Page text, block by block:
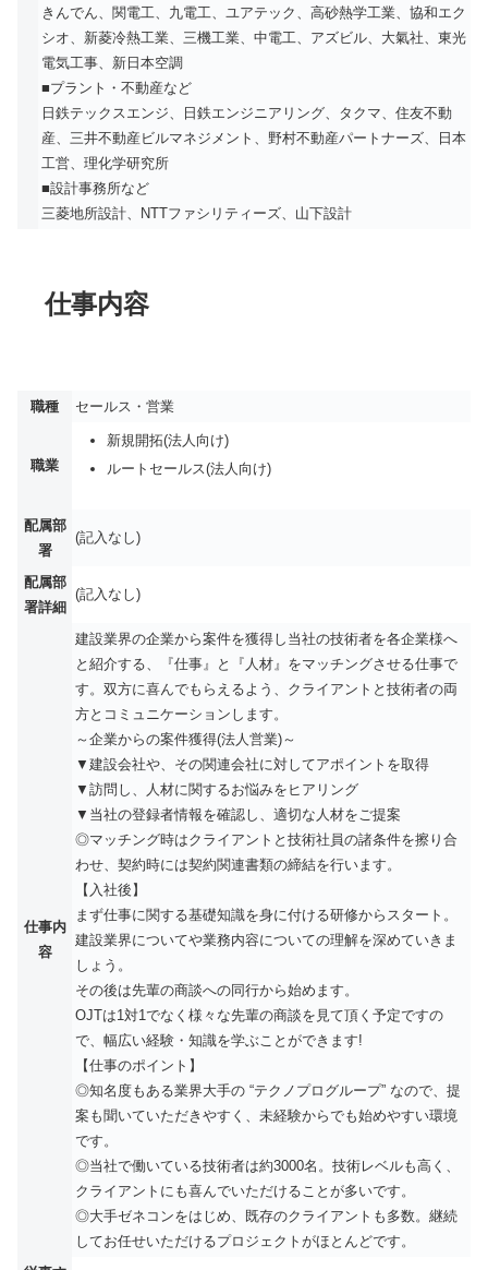
きんでん、関電工、九電工、ユアテック、高砂熱学工業、協和エク
シオ、新菱冷熱工業、三機工業、中電工、アズビル、大氣社、東光
電気工事、新日本空調
■プラント・不動産など
日鉄テックスエンジ、日鉄エンジニアリング、タクマ、住友不動
産、三井不動産ビルマネジメント、野村不動産パートナーズ、日本
工営、理化学研究所
■設計事務所など
三菱地所設計、NTTファシリティーズ、山下設計
仕事内容
職種 セールス・営業
職業
新規開拓(法人向け)
ルートセールス(法人向け)
配属部
署
(記入なし)
配属部
署詳細
(記入なし)
仕事内
容
建設業界の企業から案件を獲得し当社の技術者を各企業様へ
と紹介する、『仕事』と『人材』をマッチングさせる仕事で
す。双方に喜んでもらえるよう、クライアントと技術者の両
方とコミュニケーションします。
～企業からの案件獲得(法人営業)～
▼建設会社や、その関連会社に対してアポイントを取得
▼訪問し、人材に関するお悩みをヒアリング
▼当社の登録者情報を確認し、適切な人材をご提案
◎マッチング時はクライアントと技術社員の諸条件を擦り合
わせ、契約時には契約関連書類の締結を行います。
【入社後】
まず仕事に関する基礎知識を身に付ける研修からスタート。
建設業界についてや業務内容についての理解を深めていきま
しょう。
その後は先輩の商談への同行から始めます。
OJTは1対1でなく様々な先輩の商談を見て頂く予定ですの
で、幅広い経験・知識を学ぶことができます!
【仕事のポイント】
◎知名度もある業界大手の “テクノプログループ” なので、提
案も聞いていただきやすく、未経験からでも始めやすい環境
です。
◎当社で働いている技術者は約3000名。技術レベルも高く、
クライアントにも喜んでいただけることが多いです。
◎大手ゼネコンをはじめ、既存のクライアントも多数。継続
してお任せいただけるプロジェクトがほとんどです。